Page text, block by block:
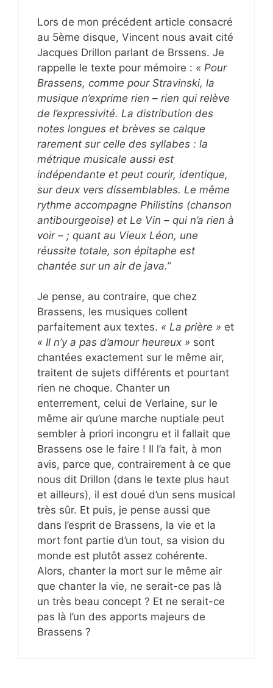
Lors de mon précédent article consacré
au 5ème disque, Vincent nous avait cité
Jacques Drillon parlant de Brssens. Je
rappelle le texte pour mémoire : « Pour
Brassens, comme pour Stravinski, la
musique n’exprime rien – rien qui relève
de l’expressivité. La distribution des
notes longues et brèves se calque
rarement sur celle des syllabes : la
métrique musicale aussi est
indépendante et peut courir, identique,
sur deux vers dissemblables. Le même
rythme accompagne Philistins (chanson
antibourgeoise) et Le Vin – qui n’a rien à
voir – ; quant au Vieux Léon, une
réussite totale, son épitaphe est
chantée sur un air de java.”
Je pense, au contraire, que chez
Brassens, les musiques collent
parfaitement aux textes. « La prière » et
« Il n’y a pas d’amour heureux » sont
chantées exactement sur le même air,
traitent de sujets différents et pourtant
rien ne choque. Chanter un
enterrement, celui de Verlaine, sur le
même air qu’une marche nuptiale peut
sembler à priori incongru et il fallait que
Brassens ose le faire ! Il l’a fait, à mon
avis, parce que, contrairement à ce que
nous dit Drillon (dans le texte plus haut
et ailleurs), il est doué d’un sens musical
très sûr. Et puis, je pense aussi que
dans l’esprit de Brassens, la vie et la
mort font partie d’un tout, sa vision du
monde est plutôt assez cohérente.
Alors, chanter la mort sur le même air
que chanter la vie, ne serait-ce pas là
un très beau concept ? Et ne serait-ce
pas là l’un des apports majeurs de
Brassens ?